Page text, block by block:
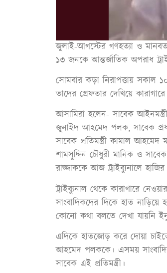
জুলাই-আগস্টের গণহত্যা ও
১৩ জনকে আন্তর্জাতিক অপরাধ
সোমবার কড়া নিরাপত্তায় সকাল
তাদের গ্রেফতার দেখিয়ে
আসামিরা হলেন- সাবেক
জুনাইদ আহমেদ পলক, সাবেক
সাবেক প্রতিমন্ত্রী কামাল
শামসুদ্দিন চৌধুরী মানিক ও
রাজ্জাককে আজ ট্রাইব্যুনালে
ট্রাইব্যুনাল থেকে কারাগারে
সাংবাদিকদের দিকে হাত
কোনো কথা বলতে দেখা যায়নি
এদিকে হাতজোড় করে দোয়া
আহমেদ পলককে। এসময়
সাবেক এই প্রতিমন্ত্রী।